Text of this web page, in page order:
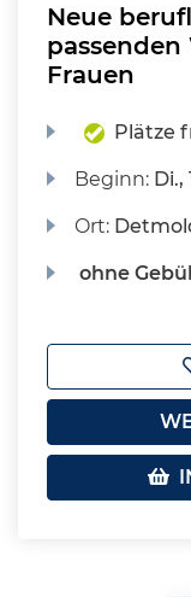
Neue
Frauen
Plätze
Beginn: Di.,
Ort:
ohne